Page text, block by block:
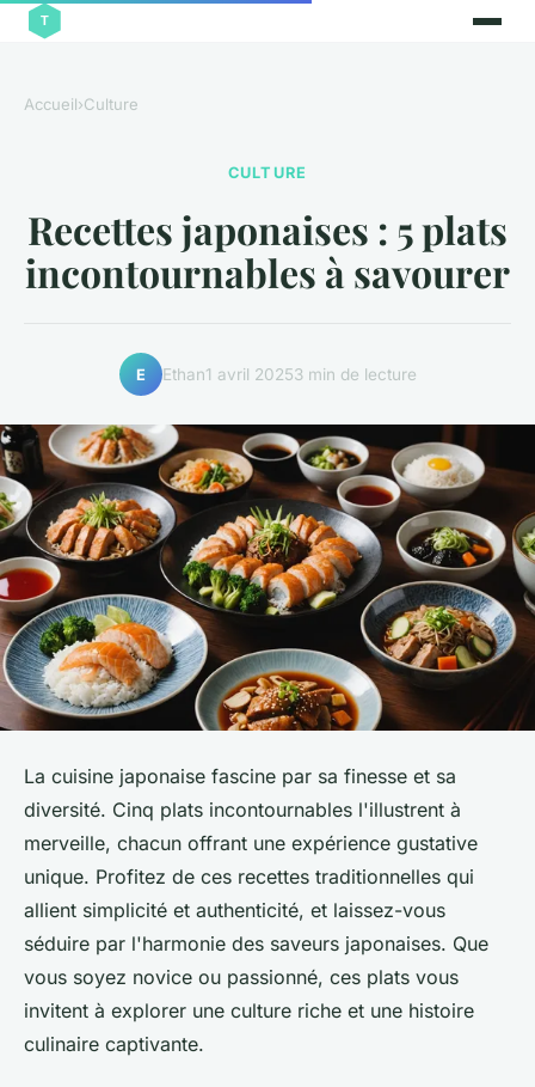
Accueil›Culture
CULTURE
Recettes japonaises : 5 plats
incontournables à savourer
E Ethan1 avril 20253 min de lecture
La cuisine japonaise fascine par sa finesse et sa
diversité. Cinq plats incontournables l'illustrent à
merveille, chacun offrant une expérience gustative
unique. Profitez de ces recettes traditionnelles qui
allient simplicité et authenticité, et laissez-vous
séduire par l'harmonie des saveurs japonaises. Que
vous soyez novice ou passionné, ces plats vous
invitent à explorer une culture riche et une histoire
culinaire captivante.